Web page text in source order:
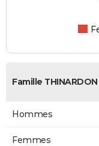
Famille THINARDON
Hommes
Femmes